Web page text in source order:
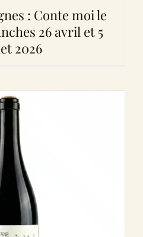
: Conte moi le
26 avril et 5
2026